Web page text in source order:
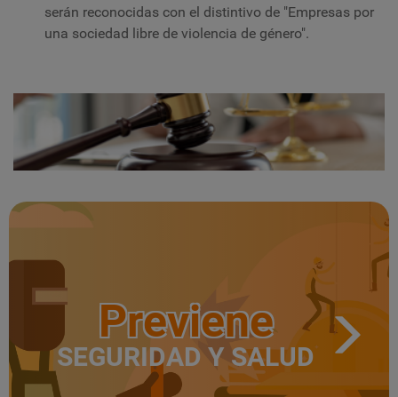
serán reconocidas con el distintivo de "Empresas por
una sociedad libre de violencia de género".
Previene
SEGURIDAD Y SALUD